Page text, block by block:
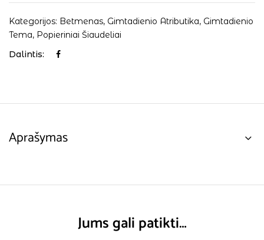
Kategorijos: Betmenas, Gimtadienio Atributika, Gimtadienio
Tema, Popieriniai Šiaudeliai
Dalintis:
Aprašymas
Jums gali patikti…